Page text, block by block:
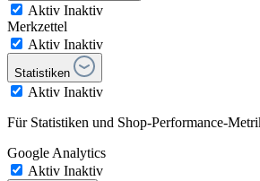
Aktiv Inaktiv
Merkzettel
Aktiv Inaktiv
Statistiken
Aktiv Inaktiv
Für Statistiken und Shop-Performance-
Google Analytics
Aktiv Inaktiv